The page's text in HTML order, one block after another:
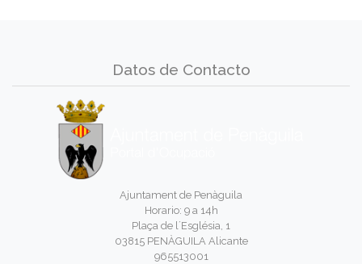
Datos de Contacto
Ajuntament de Penàguila
Horario: 9 a 14h
Plaça de l´Església, 1
03815 PENÀGUILA Alicante
965513001